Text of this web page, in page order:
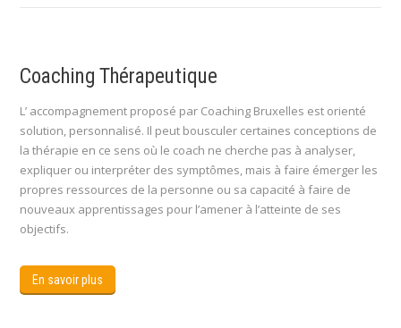
Coaching Thérapeutique
L’ accompagnement proposé par Coaching Bruxelles est orienté
solution, personnalisé. Il peut bousculer certaines conceptions de
la thérapie en ce sens où le coach ne cherche pas à analyser,
expliquer ou interpréter des symptômes, mais à faire émerger les
propres ressources de la personne ou sa capacité à faire de
nouveaux apprentissages pour l’amener à l’atteinte de ses
objectifs.
En savoir plus